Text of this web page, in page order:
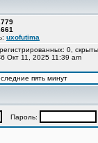
uxofutima
0,
Окт 11, 2025 11:39 am
пять минут
Пароль: